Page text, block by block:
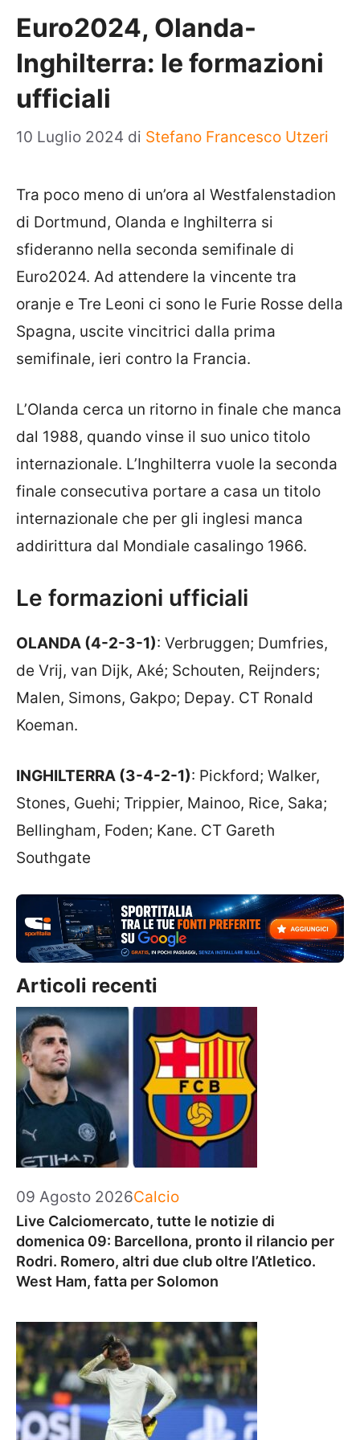
Euro2024, Olanda-
Inghilterra: le formazioni
ufficiali
10 Luglio 2024 di Stefano Francesco Utzeri
Tra poco meno di un’ora al Westfalenstadion
di Dortmund, Olanda e Inghilterra si
sfideranno nella seconda semifinale di
Euro2024. Ad attendere la vincente tra
oranje e Tre Leoni ci sono le Furie Rosse della
Spagna, uscite vincitrici dalla prima
semifinale, ieri contro la Francia.
L’Olanda cerca un ritorno in finale che manca
dal 1988, quando vinse il suo unico titolo
internazionale. L’Inghilterra vuole la seconda
finale consecutiva portare a casa un titolo
internazionale che per gli inglesi manca
addirittura dal Mondiale casalingo 1966.
Le formazioni ufficiali
OLANDA (4-2-3-1): Verbruggen; Dumfries,
de Vrij, van Dijk, Aké; Schouten, Reijnders;
Malen, Simons, Gakpo; Depay. CT Ronald
Koeman.
INGHILTERRA (3-4-2-1): Pickford; Walker,
Stones, Guehi; Trippier, Mainoo, Rice, Saka;
Bellingham, Foden; Kane. CT Gareth
Southgate
Articoli recenti
09 Agosto 2026Categorie
Calcio
Live Calciomercato, tutte le notizie di
domenica 09: Barcellona, pronto il rilancio per
Rodri. Romero, altri due club oltre l’Atletico.
West Ham, fatta per Solomon